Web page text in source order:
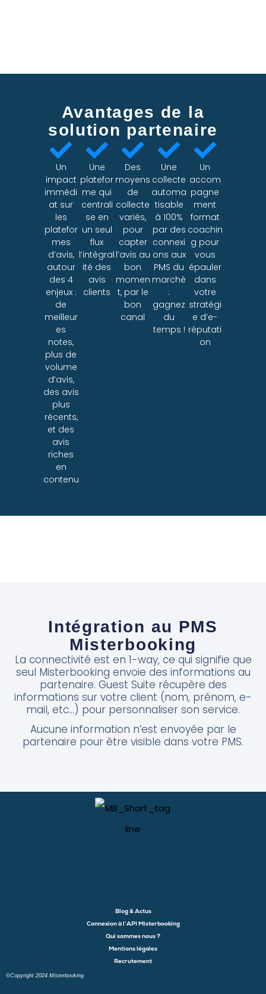
Avantages de la
solution partenaire
Un
impact
immédi
at sur
les
platefor
mes
d’avis,
autour
des 4
enjeux :
de
meilleur
es
notes,
plus de
volume
d’avis,
des avis
plus
récents,
et des
avis
riches
en
contenu
Une
platefor
me qui
centrali
se en
un seul
flux
l’intégral
ité des
avis
clients
Des
moyens
de
collecte
variés,
pour
capter
l’avis au
bon
momen
t, par le
bon
canal
Une
collecte
automa
tisable
à 100%
par des
connexi
ons aux
PMS du
marché
:
gagnez
du
temps !
Un
accom
pagne
ment
format
coachin
g pour
vous
épauler
dans
votre
stratégi
e d’e-
réputati
on
Intégration au PMS
Misterbooking
La connectivité est en 1-way, ce qui signifie que
seul Misterbooking envoie des informations au
partenaire. Guest Suite récupère des
informations sur votre client (nom, prénom, e-
mail, etc…) pour personnaliser son service.
Aucune information n’est envoyée par le
partenaire pour être visible dans votre PMS.
Blog & Actus
Connexion à l’API Misterbooking
Qui sommes nous ?
Mentions légales
Recrutement
©Copyright 2024 Misterbooking